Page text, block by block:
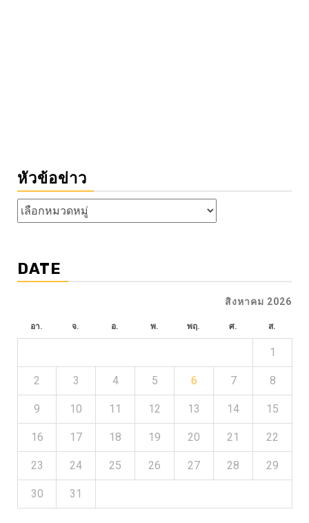
หัวข้อข่าว
หัวข้อ
ข่าว
DATE
สิงหาคม 2026
อา. จ. อ. พ. พฤ. ศ. ส.
1
2 3 4 5 6 7 8
9 10 11 12 13 14 15
16 17 18 19 20 21 22
23 24 25 26 27 28 29
30 31